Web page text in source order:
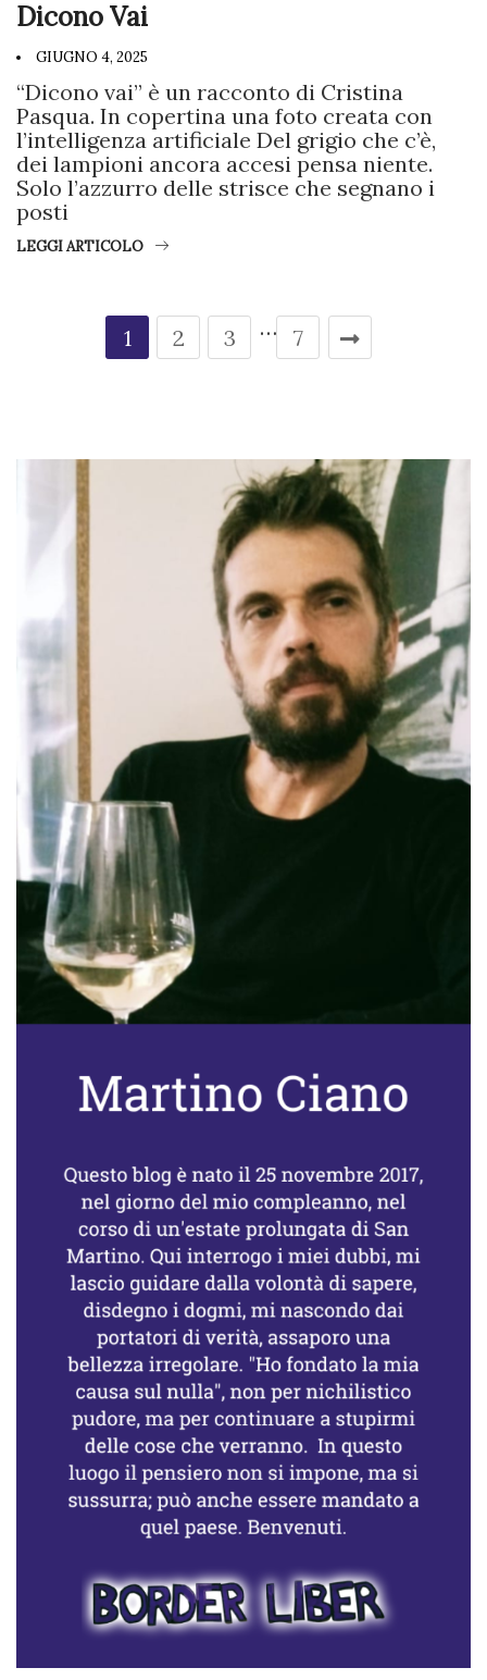
Dicono Vai
GIUGNO 4, 2025
“Dicono vai” è un racconto di Cristina
Pasqua. In copertina una foto creata con
l’intelligenza artificiale Del grigio che c’è,
dei lampioni ancora accesi pensa niente.
Solo l’azzurro delle strisce che segnano i
posti
LEGGI ARTICOLO
1 2 3 … 7